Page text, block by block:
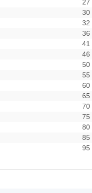
27
30
32
36
41
46
50
55
60
65
70
75
80
85
95